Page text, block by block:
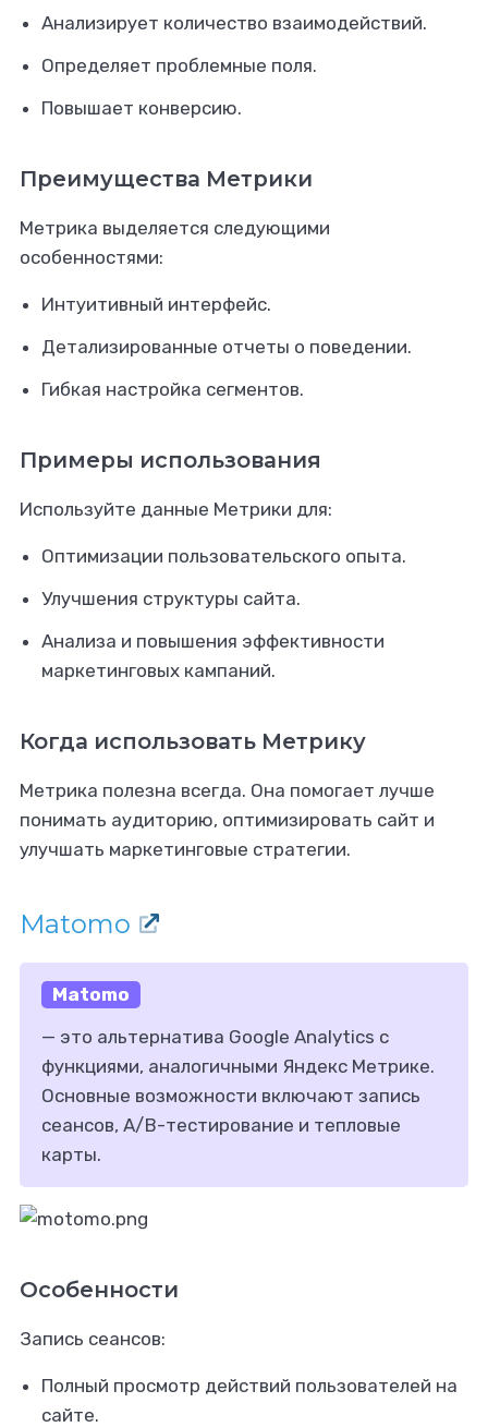
Анализирует количество взаимодействий.
Определяет проблемные поля.
Повышает конверсию.
Преимущества Метрики
Метрика выделяется следующими
особенностями:
Интуитивный интерфейс.
Детализированные отчеты о поведении.
Гибкая настройка сегментов.
Примеры использования
Используйте данные Метрики для:
Оптимизации пользовательского опыта.
Улучшения структуры сайта.
Анализа и повышения эффективности
маркетинговых кампаний.
Когда использовать Метрику
Метрика полезна всегда. Она помогает лучше
понимать аудиторию, оптимизировать сайт и
улучшать маркетинговые стратегии.
Matomo
Matomo
— это альтернатива Google Analytics с
функциями, аналогичными Яндекс Метрике.
Основные возможности включают запись
сеансов, A/B-тестирование и тепловые
карты.
Особенности
Запись сеансов:
Полный просмотр действий пользователей на
сайте.